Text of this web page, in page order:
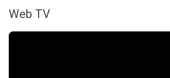
Web TV